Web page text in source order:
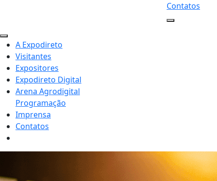
Contatos
A Expodireto
Visitantes
Expositores
Expodireto Digital
Arena Agrodigital
Programação
Imprensa
Contatos